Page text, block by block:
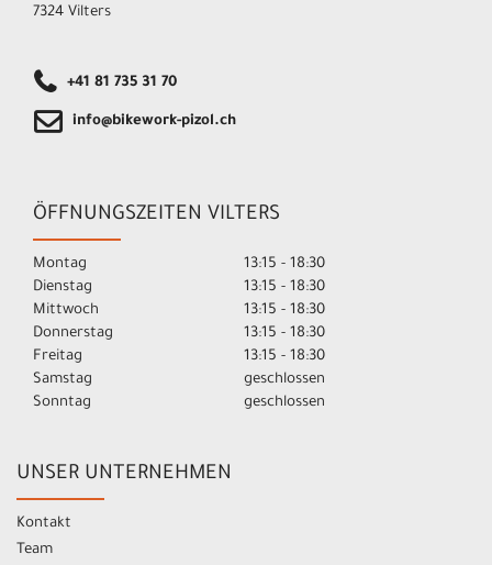
7324 Vilters
+41 81 735 31 70
info@bikework-pizol.ch
ÖFFNUNGSZEITEN VILTERS
Montag
13:15 - 18:30
Dienstag
13:15 - 18:30
Mittwoch
13:15 - 18:30
Donnerstag
13:15 - 18:30
Freitag
13:15 - 18:30
Samstag
geschlossen
Sonntag
geschlossen
UNSER UNTERNEHMEN
Kontakt
Team